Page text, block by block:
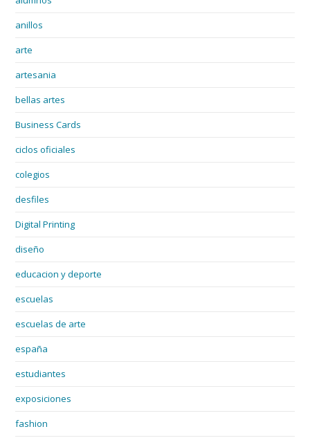
anillos
arte
artesania
bellas artes
Business Cards
ciclos oficiales
colegios
desfiles
Digital Printing
diseño
educacion y deporte
escuelas
escuelas de arte
españa
estudiantes
exposiciones
fashion